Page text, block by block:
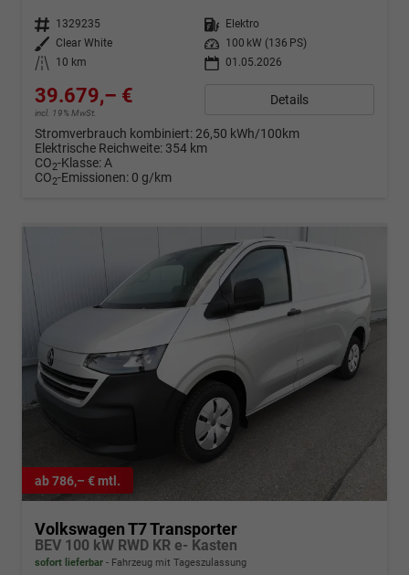
Fahrzeugnr. 1329235 Kraftstoff
Elektro
Außenfarbe Clear White Leistung
100 kW (136 PS)
Kilometerstand
10 km 01.05.2026
39.679,– €
incl. 19% MwSt.
Details
Stromverbrauch kombiniert: 26,50 kWh/100km
Elektrische Reichweite: 354 km
CO2-Klasse:A
CO2-Emissionen: 0 g/km
ab 786,– € mtl.
Volkswagen T7 Transporter
BEV 100 kW RWD KR e- Kasten
sofort lieferbar Fahrzeug mit Tageszulassung